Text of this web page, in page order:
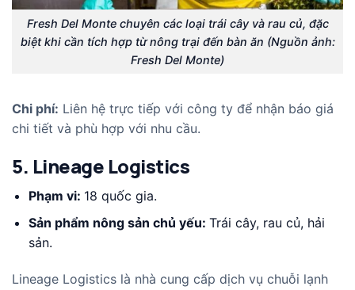
Fresh Del Monte chuyên các loại trái cây và rau củ, đặc
biệt khi cần tích hợp từ nông trại đến bàn ăn (Nguồn ảnh:
Fresh Del Monte)
Chi phí: Liên hệ trực tiếp với công ty để nhận báo giá
chi tiết và phù hợp với nhu cầu.​
5. Lineage Logistics
Phạm vi: 18 quốc gia.
Sản phẩm nông sản chủ yếu: Trái cây, rau củ, hải
sản.
Lineage Logistics là nhà cung cấp dịch vụ chuỗi lạnh